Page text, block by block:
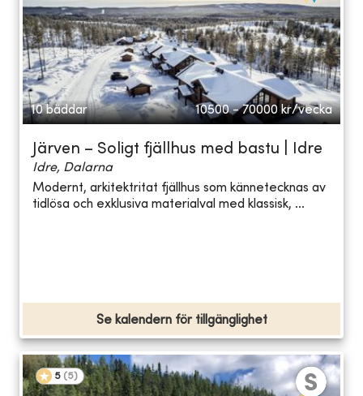
10 bäddar 10500 - 70000 kr/vecka
Järven – Soligt fjällhus med bastu | Idre
Idre, Dalarna
Modernt, arkitektritat fjällhus som kännetecknas av
tidlösa och exklusiva materialval med klassisk, ...
Se kalendern för tillgänglighet
5 (5)